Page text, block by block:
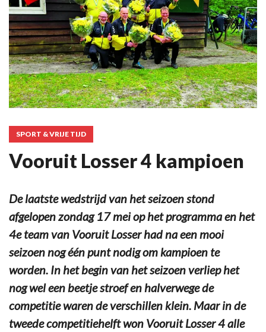
SPORT & VRIJE TIJD
Vooruit Losser 4 kampioen
De laatste wedstrijd van het seizoen stond
afgelopen zondag 17 mei op het programma en het
4e team van Vooruit Losser had na een mooi
seizoen nog één punt nodig om kampioen te
worden. In het begin van het seizoen verliep het
nog wel een beetje stroef en halverwege de
competitie waren de verschillen klein. Maar in de
tweede competitiehelft won Vooruit Losser 4 alle